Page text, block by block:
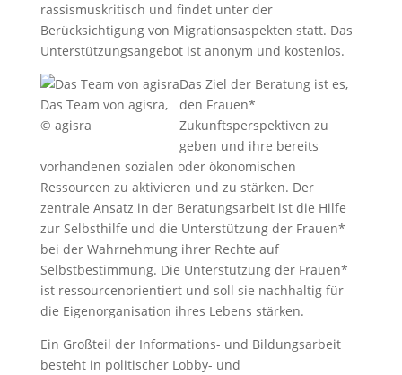
rassismuskritisch und findet unter der
Berücksichtigung von Migrationsaspekten statt. Das
Unterstützungsangebot ist anonym und kostenlos.
Das Team von agisra,
© agisra
Das Ziel der Beratung ist es,
den Frauen*
Zukunftsperspektiven zu
geben und ihre bereits
vorhandenen sozialen oder ökonomischen
Ressourcen zu aktivieren und zu stärken. Der
zentrale Ansatz in der Beratungsarbeit ist die Hilfe
zur Selbsthilfe und die Unterstützung der Frauen*
bei der Wahrnehmung ihrer Rechte auf
Selbstbestimmung. Die Unterstützung der Frauen*
ist ressourcenorientiert und soll sie nachhaltig für
die Eigenorganisation ihres Lebens stärken.
Ein Großteil der Informations- und Bildungsarbeit
besteht in politischer Lobby- und